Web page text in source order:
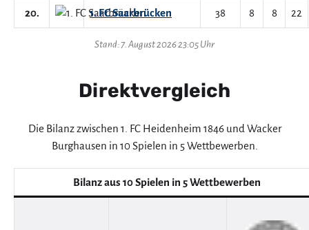
20. 1. FC Saarbrücken 38 8 8 22
Stand: 7. August 2026 23:05 Uhr
Direktvergleich
Die Bilanz zwischen 1. FC Heidenheim 1846 und Wacker
Burghausen in 10 Spielen in 5 Wettbewerben.
Bilanz aus 10 Spielen in 5 Wettbewerben